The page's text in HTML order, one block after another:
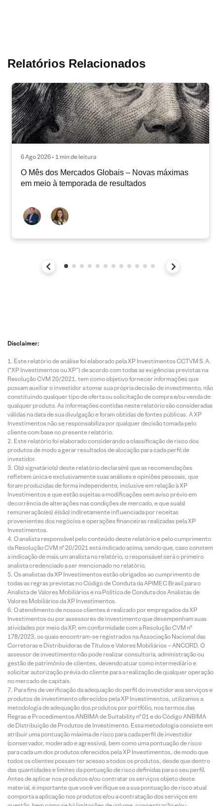
Relatórios Relacionados
6 Ago 2026 • 1 min de leitura
O Mês dos Mercados Globais – Novas máximas
em meio à temporada de resultados
Disclaimer:
Este relatório de análise foi elaborado pela XP Investimentos CCTVM S.A.
(“XP Investimentos ou XP”) de acordo com todas as exigências previstas na
Resolução CVM 20/2021, tem como objetivo fornecer informações que
possam auxiliar o investidor a tomar sua própria decisão de investimento, não
constituindo qualquer tipo de oferta ou solicitação de compra e/ou venda de
qualquer produto. As informações contidas neste relatório são consideradas
válidas na data de sua divulgação e foram obtidas de fontes públicas. A XP
Investimentos não se responsabiliza por qualquer decisão tomada pelo
cliente com base no presente relatório.
Este relatório foi elaborado considerando a classificação de risco dos
produtos de modo a gerar resultados de alocação para cada perfil de
investidor.
O(s) signatário(s) deste relatório declara(m) que as recomendações
refletem única e exclusivamente suas análises e opiniões pessoais, que
foram produzidas de forma independente, inclusive em relação à XP
Investimentos e que estão sujeitas a modificações sem aviso prévio em
decorrência de alterações nas condições de mercado, e que sua(s)
remuneração(es) é(são) indiretamente influenciada por receitas
provenientes dos negócios e operações financeiras realizadas pela XP
Investimentos.
O analista responsável pelo conteúdo deste relatório e pelo cumprimento
da Resolução CVM nº 20/2021 está indicado acima, sendo que, caso constem
a indicação de mais um analista no relatório, o responsável será o primeiro
analista credenciado a ser mencionado no relatório.
Os analistas da XP Investimentos estão obrigados ao cumprimento de
todas as regras previstas no Código de Conduta da APIMEC Brasil para o
Analista de Valores Mobiliários e na Política de Conduta dos Analistas de
Valores Mobiliários da XP Investimentos.
O atendimento de nossos clientes é realizado por empregados da XP
Investimentos ou por assessores de investimento que desempenham suas
atividades por meio da XP, em conformidade com a Resolução CVM nº
178/2023, os quais encontram-se registrados na Associação Nacional das
Corretoras e Distribuidoras de Títulos e Valores Mobiliários – ANCORD. O
assessor de investimento não pode realizar consultoria, administração ou
gestão de patrimônio de clientes, devendo atuar como intermediário e
solicitar autorização prévia do cliente para a realização de qualquer operação
no mercado de capitais.
Para fins de verificação da adequação do perfil do investidor aos serviços e
produtos de investimento oferecidos pela XP Investimentos, utilizamos a
metodologia de adequação dos produtos por portfólio, nos termos das
Regras e Procedimentos ANBIMA de Suitability nº 01 e do Código ANBIMA
de Distribuição de Produtos de Investimento. Essa metodologia consiste em
atribuir uma pontuação máxima de risco para cada perfil de investidor
(conservador, moderado e agressivo), bem como uma pontuação de risco
para cada um dos produtos oferecidos pela XP Investimentos, de modo que
todos os clientes possam ter acesso a todos os produtos, desde que dentro
das quantidades e limites da pontuação de risco definidas para o seu perfil.
Antes de aplicar nos produtos e/ou contratar os serviços objeto deste
material, é importante que você verifique se a sua pontuação de risco atual
comporta a aplicação nos produtos e/ou a contratação dos serviços em